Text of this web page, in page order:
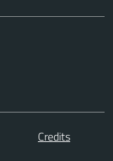
Credits